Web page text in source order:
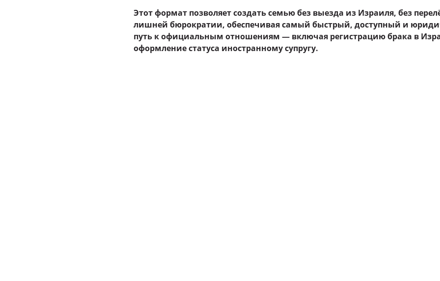
Этот формат позволяет создать семью без выезда из Израиля, без
лишней бюрократии, обеспечивая самый быстрый, доступный и
путь к официальным отношениям — включая регистрацию брака в
оформление статуса иностранному супругу.